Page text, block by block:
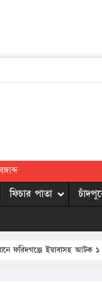
ফিচার পাতা
ফরিদগঞ্জে ইয়াবাসহ আটক ১